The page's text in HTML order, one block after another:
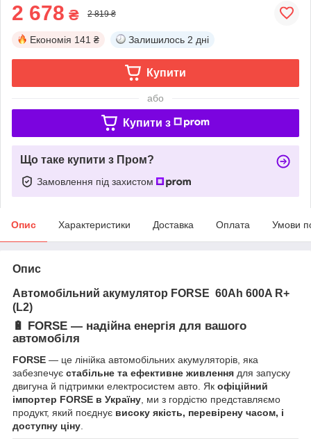
2 678 ₴ 2 819 ₴
Економія 141 ₴ Залишилось 2 дні
Купити
або
Купити з
Що таке купити з Пром?
Замовлення під захистом
Опис Характеристики Доставка Оплата Умови
Опис
Автомобільний акумулятор FORSE 60Ah 600A R+
(L2)
🔋 FORSE — надійна енергія для вашого
автомобіля
FORSE — це лінійка автомобільних акумуляторів, яка
забезпечує стабільне та ефективне живлення для запуску
двигуна й підтримки електросистем авто. Як офіційний
імпортер FORSE в Україну , ми з гордістю представляємо
продукт, який поєднує високу якість, перевірену часом, і
доступну ціну